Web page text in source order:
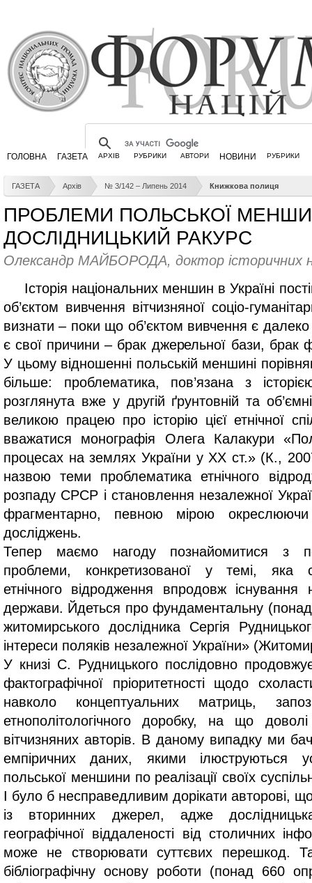
ГОЛОВНА ГАЗЕТА АРХІВ РУБРИКИ АВТОРИ НОВИНИ РУБРИКИ
ГАЗЕТА Архів № 3/142 – Липень 2014 Книжкова полиця
ПРОБЛЕМИ ПОЛЬСЬКОЇ
ДОСЛІДНИЦЬКИЙ РАКУРС
Олександр МАЙБОРОДА, доктор історичних
Історія національних меншин в Україні
об’єктом вивчення вітчизняної соціо-
визнати – поки що об’єктом вивчення є
є свої причини – брак джерельної бази, брак
У цьому відношенні польській меншині
більше: проблематика, пов’язана з
розглянута вже у другій ґрунтовній та
великою працею про історію цієї етнічної
вважатися монографія Олега Калакури
процесах на землях України у ХХ ст.» (К.,
назвою теми проблематика етнічного
розпаду СРСР і становлення незалежної
фрагментарно, певною мірою
досліджень.
Тепер маємо нагоду познайомитися з
проблеми, конкретизованої у темі, яка
етнічного відродження впродовж існування
держави. Йдеться про фундаментальну
житомирського дослідника Сергія
інтереси поляків незалежної України»
У книзі С. Рудницького послідовно
фактографічної пріоритетності щодо
навколо концептуальних матриць,
етнополітологічного доробку, на що
вітчизняних авторів. В даному випадку ми
емпіричних даних, якими ілюструються
польської меншини по реалізації своїх
І було б несправедливим дорікати авторові,
із вторинних джерел, адже
географічної віддаленості від столичних
може не створювати суттєвих перешкод.
бібліографічну основу роботи (понад 660